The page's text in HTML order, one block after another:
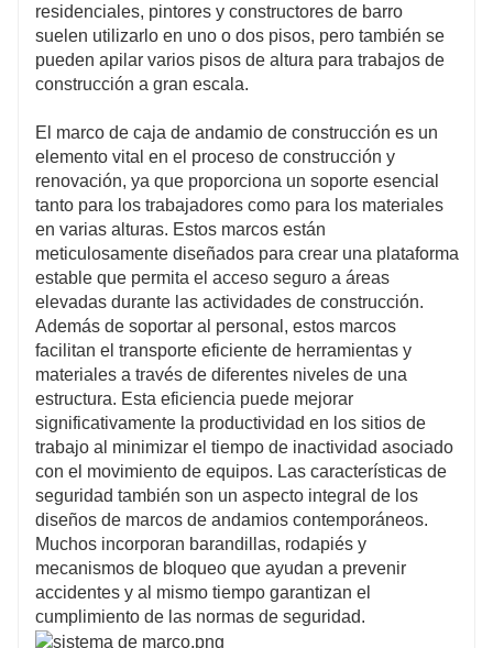
residenciales, pintores y constructores de barro
suelen utilizarlo en uno o dos pisos, pero también se
pueden apilar varios pisos de altura para trabajos de
construcción a gran escala.
El marco de caja de andamio de construcción es un
elemento vital en el proceso de construcción y
renovación, ya que proporciona un soporte esencial
tanto para los trabajadores como para los materiales
en varias alturas. Estos marcos están
meticulosamente diseñados para crear una plataforma
estable que permita el acceso seguro a áreas
elevadas durante las actividades de construcción.
Además de soportar al personal, estos marcos
facilitan el transporte eficiente de herramientas y
materiales a través de diferentes niveles de una
estructura. Esta eficiencia puede mejorar
significativamente la productividad en los sitios de
trabajo al minimizar el tiempo de inactividad asociado
con el movimiento de equipos. Las características de
seguridad también son un aspecto integral de los
diseños de marcos de andamios contemporáneos.
Muchos incorporan barandillas, rodapiés y
mecanismos de bloqueo que ayudan a prevenir
accidentes y al mismo tiempo garantizan el
cumplimiento de las normas de seguridad.